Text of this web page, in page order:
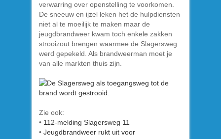
verwarring over openstelling te voorkomen.
De sneeuw en ijzel leken het de hulpdiensten
niet al te moeilijk te maken maar de
jeugdbrandweer kwam toch enkele zakken
strooizout brengen waarmee de Slagersweg
werd gepekeld. Als brandweerman moet je
van alle markten thuis zijn.
Zie ook:
• 112-melding Slagersweg 11
• Jeugdbrandweer rukt uit voor